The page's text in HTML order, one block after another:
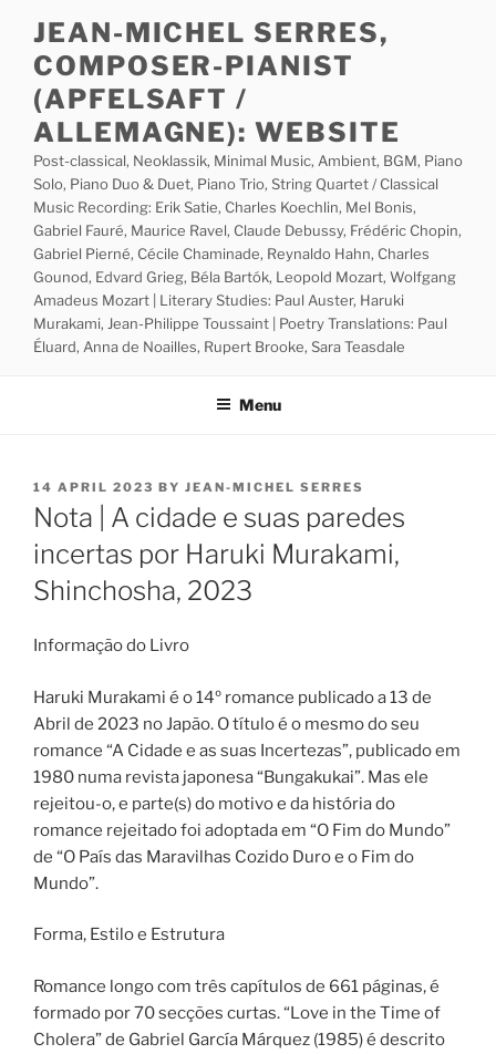
content
JEAN-MICHEL SERRES,
COMPOSER-PIANIST
(APFELSAFT /
ALLEMAGNE): WEBSITE
Post-classical, Neoklassik, Minimal Music, Ambient, BGM, Piano
Solo, Piano Duo & Duet, Piano Trio, String Quartet / Classical
Music Recording: Erik Satie, Charles Koechlin, Mel Bonis,
Gabriel Fauré, Maurice Ravel, Claude Debussy, Frédéric Chopin,
Gabriel Pierné, Cécile Chaminade, Reynaldo Hahn, Charles
Gounod, Edvard Grieg, Béla Bartók, Leopold Mozart, Wolfgang
Amadeus Mozart | Literary Studies: Paul Auster, Haruki
Murakami, Jean-Philippe Toussaint | Poetry Translations: Paul
Éluard, Anna de Noailles, Rupert Brooke, Sara Teasdale
Menu
POSTED
ON
14 APRIL 2023 BY JEAN-MICHEL SERRES
Nota | A cidade e suas paredes
incertas por Haruki Murakami,
Shinchosha, 2023
Informação do Livro
Haruki Murakami é o 14º romance publicado a 13 de
Abril de 2023 no Japão. O título é o mesmo do seu
romance “A Cidade e as suas Incertezas”, publicado em
1980 numa revista japonesa “Bungakukai”. Mas ele
rejeitou-o, e parte(s) do motivo e da história do
romance rejeitado foi adoptada em “O Fim do Mundo”
de “O País das Maravilhas Cozido Duro e o Fim do
Mundo”.
Forma, Estilo e Estrutura
Romance longo com três capítulos de 661 páginas, é
formado por 70 secções curtas. “Love in the Time of
Cholera” de Gabriel García Márquez (1985) é descrito